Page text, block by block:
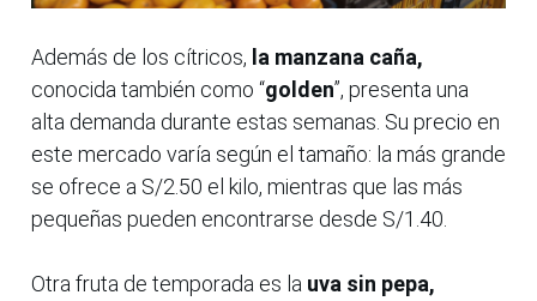
Además de los cítricos, la manzana caña,
conocida también como “golden”, presenta una
alta demanda durante estas semanas. Su precio en
este mercado varía según el tamaño: la más grande
se ofrece a S/2.50 el kilo, mientras que las más
pequeñas pueden encontrarse desde S/1.40.
Otra fruta de temporada es la uva sin pepa,